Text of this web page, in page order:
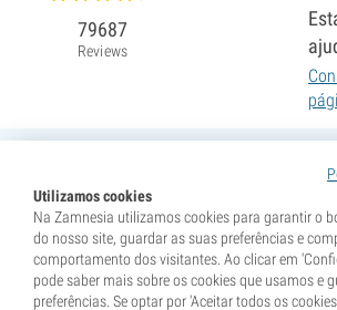
Utilizamos cookies
Na Zamnesia utilizamos cookies para garantir o
do nosso site, guardar as suas preferências e
comportamento dos visitantes. Ao clicar em
pode saber mais sobre os cookies que usamos e
preferências. Se optar por 'Aceitar todos os
79687
Reviews